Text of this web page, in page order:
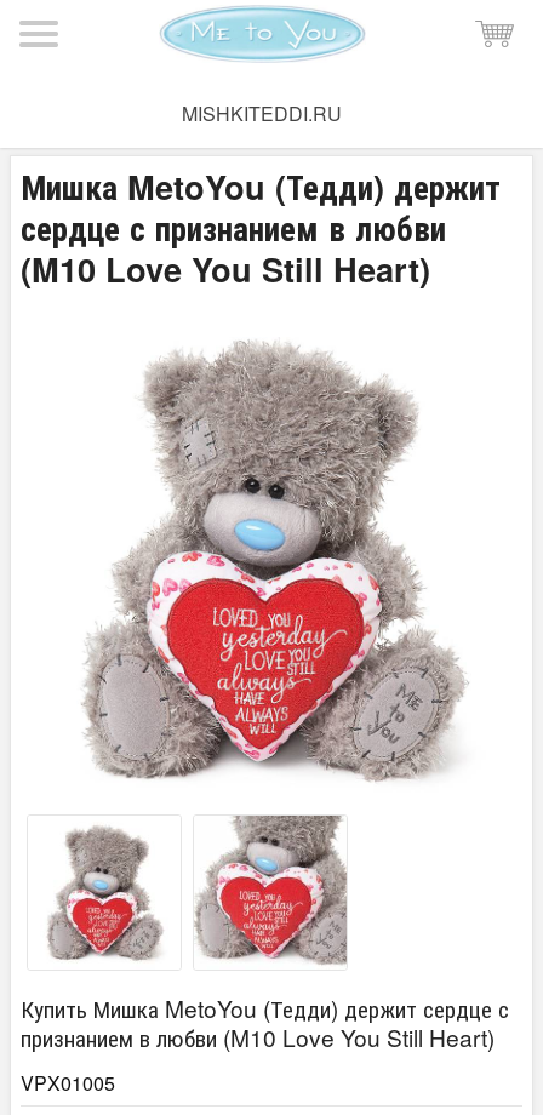
MISHKITEDDI.RU
Мишка MetoYou (Тедди) держит
сердце с признанием в любви
(M10 Love You Still Heart)
Купить Мишка MetoYou (Тедди) держит сердце с
признанием в любви (M10 Love You Still Heart)
VPX01005